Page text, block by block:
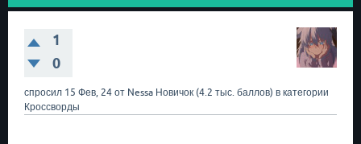
1
0
спросил 15 Фев, 24 от Nessa Новичок (4.2 тыс. баллов) в категории
Кроссворды